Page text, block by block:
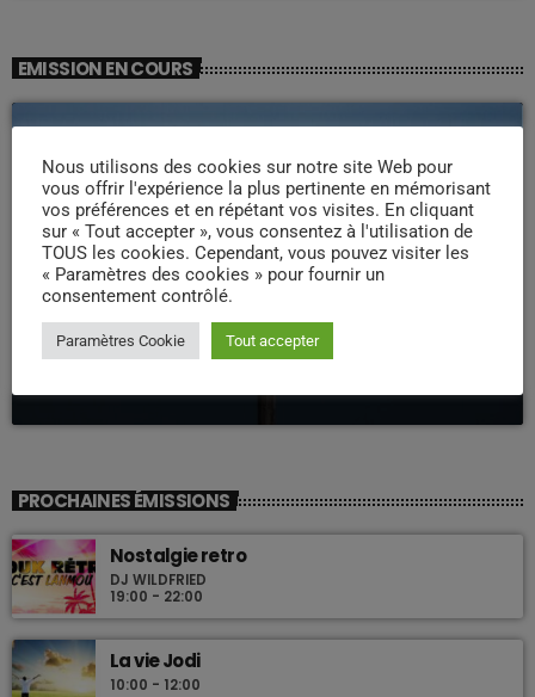
EMISSION EN COURS
Pipirit Matinale
PROCHAINES ÉMISSIONS
Nostalgie retro
DJ WILDFRIED
19:00 - 22:00
La vie Jodi
10:00 - 12:00
Nous utilisons des cookies sur notre site Web pour
vous offrir l'expérience la plus pertinente en mémorisant
vos préférences et en répétant vos visites. En cliquant
sur « Tout accepter », vous consentez à l'utilisation de
TOUS les cookies. Cependant, vous pouvez visiter les
« Paramètres des cookies » pour fournir un
consentement contrôlé.
Paramètres Cookie Tout accepter